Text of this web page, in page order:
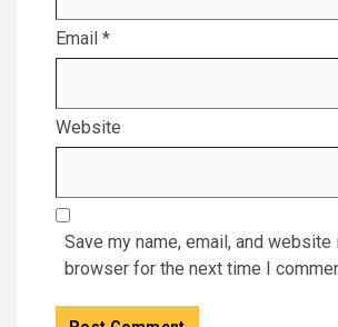
Email *
Website
Save my name, email, and website
browser for the next time I